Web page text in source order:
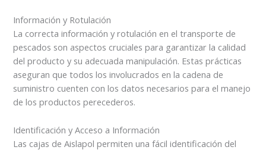
Información y Rotulación
La correcta información y rotulación en el transporte de
pescados son aspectos cruciales para garantizar la calidad
del producto y su adecuada manipulación. Estas prácticas
aseguran que todos los involucrados en la cadena de
suministro cuenten con los datos necesarios para el manejo
de los productos perecederos.
Identificación y Acceso a Información
Las cajas de Aislapol permiten una fácil identificación del